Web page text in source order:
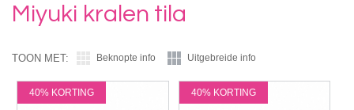
Miyuki kralen tila
TOON MET: Beknopte info Uitgebreide info
40% KORTING 40% KORTING